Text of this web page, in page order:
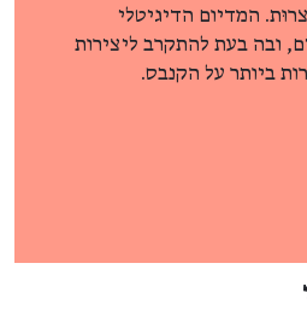
המדיום הדיגיטלי
ובה בעת להתקרב ליצירות
ביותר על הקנבס.